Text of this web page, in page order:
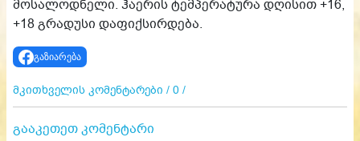
მოსალოდნელი. ჰაერის ტემპერატურა დღისით +16,
+18 გრადუსი დაფიქსირდება.
გაზიარება
მკითხველის კომენტარები / 0 /
გააკეთეთ კომენტარი